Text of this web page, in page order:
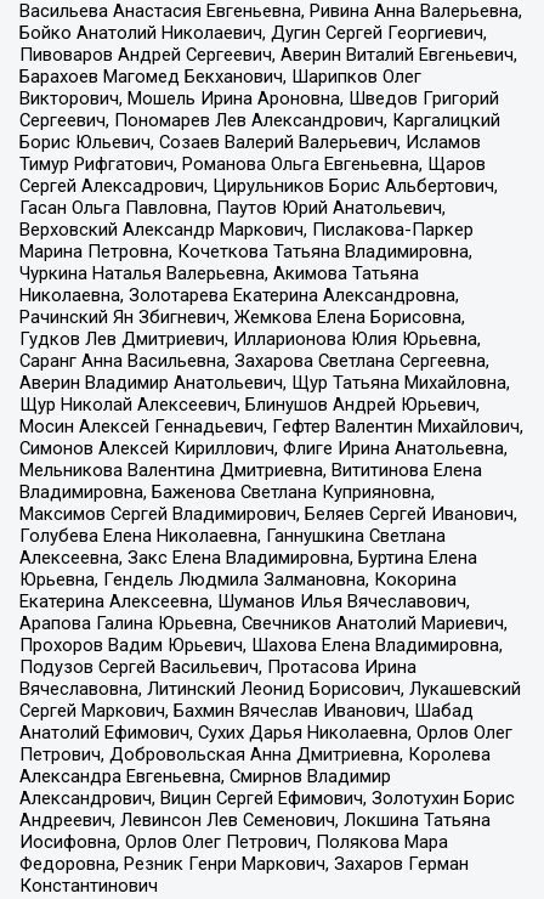
Васильева Анастасия Евгеньевна, Ривина Анна Валерьевна,
Бойко Анатолий Николаевич, Дугин Сергей Георгиевич,
Пивоваров Андрей Сергеевич, Аверин Виталий Евгеньевич,
Барахоев Магомед Бекханович, Шарипков Олег
Викторович, Мошель Ирина Ароновна, Шведов Григорий
Сергеевич, Пономарев Лев Александрович, Каргалицкий
Борис Юльевич, Созаев Валерий Валерьевич, Исламов
Тимур Рифгатович, Романова Ольга Евгеньевна, Щаров
Сергей Алексадрович, Цирульников Борис Альбертович,
Гасан Ольга Павловна, Паутов Юрий Анатольевич,
Верховский Александр Маркович, Пислакова-Паркер
Марина Петровна, Кочеткова Татьяна Владимировна,
Чуркина Наталья Валерьевна, Акимова Татьяна
Николаевна, Золотарева Екатерина Александровна,
Рачинский Ян Збигневич, Жемкова Елена Борисовна,
Гудков Лев Дмитриевич, Илларионова Юлия Юрьевна,
Саранг Анна Васильевна, Захарова Светлана Сергеевна,
Аверин Владимир Анатольевич, Щур Татьяна Михайловна,
Щур Николай Алексеевич, Блинушов Андрей Юрьевич,
Мосин Алексей Геннадьевич, Гефтер Валентин Михайлович,
Симонов Алексей Кириллович, Флиге Ирина Анатольевна,
Мельникова Валентина Дмитриевна, Вититинова Елена
Владимировна, Баженова Светлана Куприяновна,
Максимов Сергей Владимирович, Беляев Сергей Иванович,
Голубева Елена Николаевна, Ганнушкина Светлана
Алексеевна, Закс Елена Владимировна, Буртина Елена
Юрьевна, Гендель Людмила Залмановна, Кокорина
Екатерина Алексеевна, Шуманов Илья Вячеславович,
Арапова Галина Юрьевна, Свечников Анатолий Мариевич,
Прохоров Вадим Юрьевич, Шахова Елена Владимировна,
Подузов Сергей Васильевич, Протасова Ирина
Вячеславовна, Литинский Леонид Борисович, Лукашевский
Сергей Маркович, Бахмин Вячеслав Иванович, Шабад
Анатолий Ефимович, Сухих Дарья Николаевна, Орлов Олег
Петрович, Добровольская Анна Дмитриевна, Королева
Александра Евгеньевна, Смирнов Владимир
Александрович, Вицин Сергей Ефимович, Золотухин Борис
Андреевич, Левинсон Лев Семенович, Локшина Татьяна
Иосифовна, Орлов Олег Петрович, Полякова Мара
Федоровна, Резник Генри Маркович, Захаров Герман
Константинович